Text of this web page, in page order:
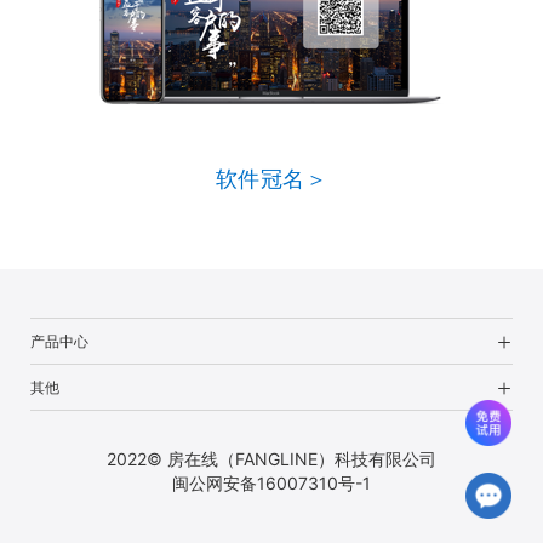
软件冠名＞
产品中心
其他
2022© 房在线（FANGLINE）科技有限公司
闽公网安备16007310号-1